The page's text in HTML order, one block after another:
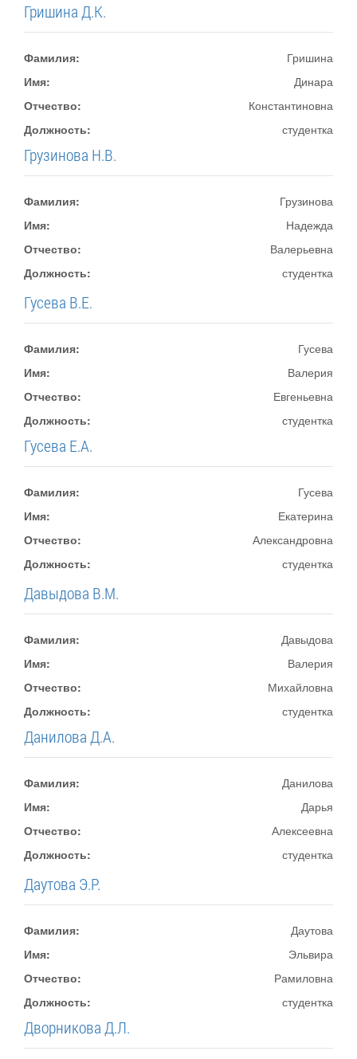
Гришина Д.К.
Фамилия:
Гришина
Имя:
Динара
Отчество:
Константиновна
Должность:
студентка
Грузинова Н.В.
Фамилия:
Грузинова
Имя:
Надежда
Отчество:
Валерьевна
Должность:
студентка
Гусева В.Е.
Фамилия:
Гусева
Имя:
Валерия
Отчество:
Евгеньевна
Должность:
студентка
Гусева Е.А.
Фамилия:
Гусева
Имя:
Екатерина
Отчество:
Александровна
Должность:
студентка
Давыдова В.М.
Фамилия:
Давыдова
Имя:
Валерия
Отчество:
Михайловна
Должность:
студентка
Данилова Д.А.
Фамилия:
Данилова
Имя:
Дарья
Отчество:
Алексеевна
Должность:
студентка
Даутова Э.Р.
Фамилия:
Даутова
Имя:
Эльвира
Отчество:
Рамиловна
Должность:
студентка
Дворникова Д.Л.